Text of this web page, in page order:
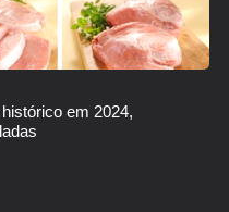
em 2024,